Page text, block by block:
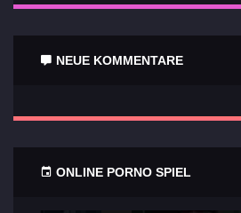
NEUE KOMMENTARE
ONLINE PORNO SPIEL